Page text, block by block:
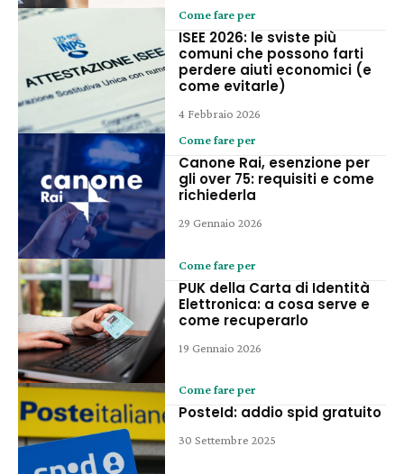
Come fare per
ISEE 2026: le sviste più
comuni che possono farti
perdere aiuti economici (e
come evitarle)
4 Febbraio 2026
Come fare per
Canone Rai, esenzione per
gli over 75: requisiti e come
richiederla
29 Gennaio 2026
Come fare per
PUK della Carta di Identità
Elettronica: a cosa serve e
come recuperarlo
19 Gennaio 2026
Come fare per
PosteId: addio spid gratuito
30 Settembre 2025